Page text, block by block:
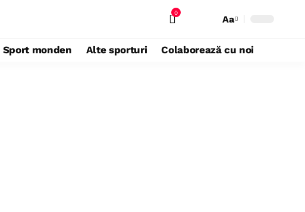
0
Aa
Sport monden Alte sporturi Colaborează cu noi